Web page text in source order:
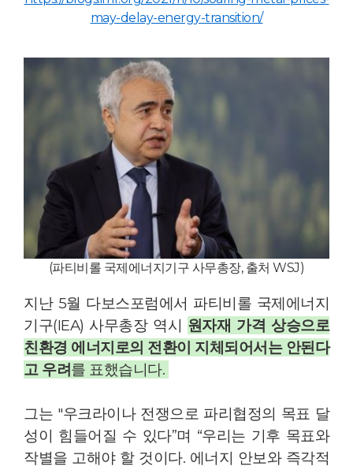
may-delay-energy-transition/
(파티비롤 국제에너지기구 사무총장, 출처 WSJ)
지난 5월 다보스포럼에서 파티비롤 국제에너지
기구(IEA) 사무총장 역시 원자재 가격 상승으로
친환경 에너지로의 전환이 지체되어서는 안된다
고 우려를 표했습니다.
그는 "우크라이나 전쟁으로 파리협정의 목표 달
성이 힘들어질 수 있다”며 “우리는 기후 목표와
작별을 고해야 할 것이다. 에너지 안보와 즉각적